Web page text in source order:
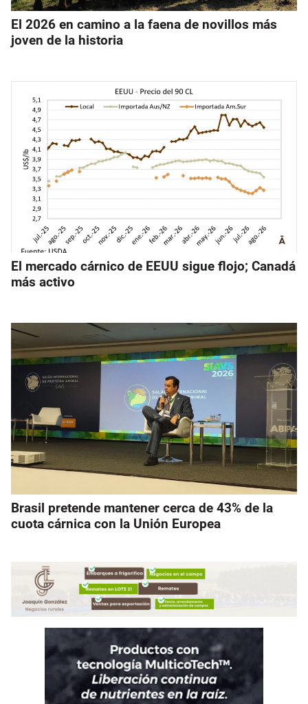
El 2026 en camino a la faena de novillos más
joven de la historia
El mercado cárnico de EEUU sigue flojo; Canadá
más activo
Brasil pretende mantener cerca de 43% de la
cuota cárnica con la Unión Europea